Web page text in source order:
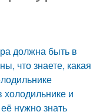
должна быть в
что знаете, какая
и
нужно знать